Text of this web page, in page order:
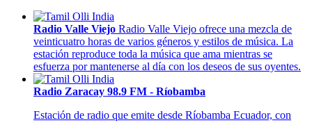
Radio Valle Viejo Radio Valle Viejo ofrece una mezcla de
veinticuatro horas de varios géneros y estilos de música. La
estación reproduce toda la música que ama mientras se
esfuerza por mantenerse al día con los deseos de sus oyentes.
Radio Zaracay 98.9 FM - Ríobamba
Estación de radio que emite desde Ríobamba Ecuador, con